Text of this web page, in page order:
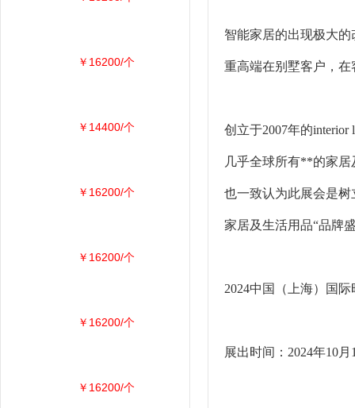
智能家居的出现极大
重高端在别墅客户，
创立于2007年的
几乎全球所有**的家
也一致认为此展会是
家居及生活用品“品牌
2024中国（上海）国
展出时间：2024年10
￥16200/个
￥14400/个
￥16200/个
￥16200/个
￥16200/个
￥16200/个